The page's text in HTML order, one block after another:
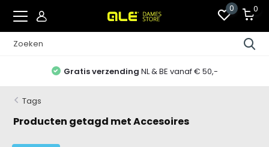
0 0
Gratis verzending NL & BE vanaf € 50,-
Tags
Producten getagd met Accesoires